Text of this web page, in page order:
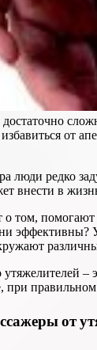
от
люди редко
внести в
том,
эффективны?
–
при
от